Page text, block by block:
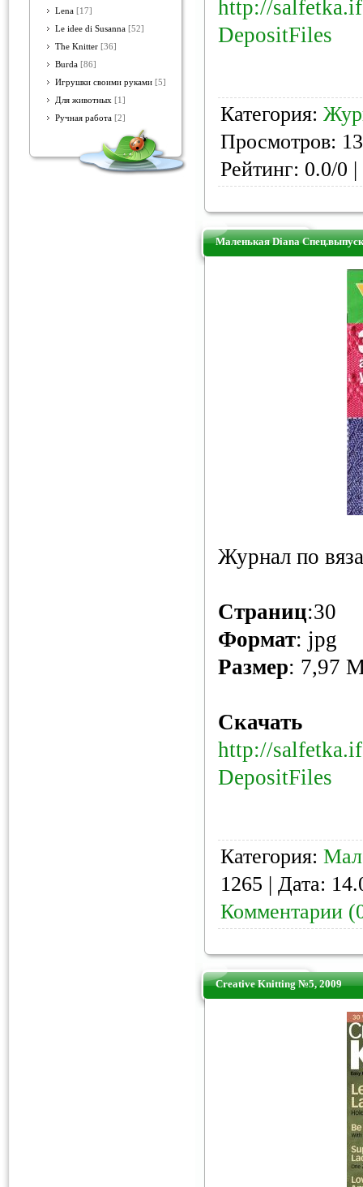
Lena [17]
Le idee di Susanna [52]
The Knitter [36]
Burda [86]
Игрушки своими руками [5]
Для животных [1]
Ручная работа [2]
http://
DepositFiles
Категория:
Просмотров:
Рейтинг: 0.0/0 |
Маленькая Diana
Журнал по
Страниц:30
Формат: jpg
Размер: 7,97
Скачать
http://
DepositFiles
Категория:
1265 | Дата:
Комментарии
Creative Knitting №5, 2009